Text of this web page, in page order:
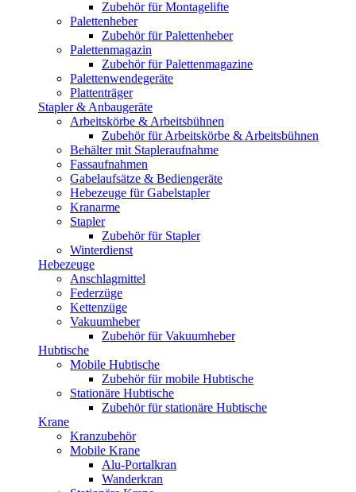
Zubehör für Montagelifte
Palettenheber
Zubehör für Palettenheber
Palettenmagazin
Zubehör für Palettenmagazine
Palettenwendegeräte
Plattenträger
Stapler & Anbaugeräte
Arbeitskörbe & Arbeitsbühnen
Zubehör für Arbeitskörbe & Arbeitsbühnen
Behälter mit Stapleraufnahme
Fassaufnahmen
Gabelaufsätze & Bediengeräte
Hebezeuge für Gabelstapler
Kranarme
Stapler
Zubehör für Stapler
Winterdienst
Hebezeuge
Anschlagmittel
Federzüge
Kettenzüge
Vakuumheber
Zubehör für Vakuumheber
Hubtische
Mobile Hubtische
Zubehör für mobile Hubtische
Stationäre Hubtische
Zubehör für stationäre Hubtische
Krane
Kranzubehör
Mobile Krane
Alu-Portalkran
Wanderkran